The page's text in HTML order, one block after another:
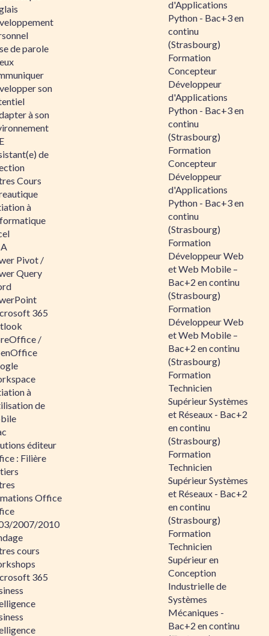
de parole
son
à son
de
Cours
à
Pivot /
Query
365
/
à
de
éditeur
: Filière
Office
2007/2010
cours
365
d'Applications
Python - Bac+3 en
continu
(Strasbourg)
Formation
Concepteur
Développeur
d'Applications
Python - Bac+3 en
continu
(Strasbourg)
Formation
Concepteur
Développeur
d'Applications
Python - Bac+3 en
continu
(Strasbourg)
Formation
Développeur Web
et Web Mobile –
Bac+2 en continu
(Strasbourg)
Formation
Développeur Web
et Web Mobile –
Bac+2 en continu
(Strasbourg)
Formation
Technicien
Supérieur Systèmes
et Réseaux - Bac+2
en continu
(Strasbourg)
Formation
Technicien
Supérieur Systèmes
et Réseaux - Bac+2
en continu
(Strasbourg)
Formation
Technicien
Supérieur en
Conception
Industrielle de
Systèmes
Mécaniques -
Bac+2 en continu